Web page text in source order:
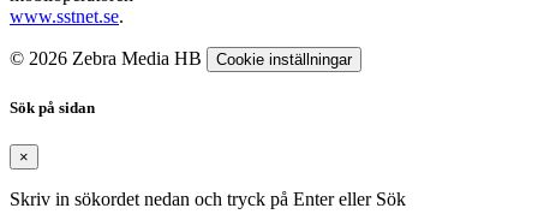
www.sstnet.se.
© 2026 Zebra Media HB Cookie inställningar
Sök på sidan
×
Skriv in sökordet nedan och tryck på Enter eller Sök